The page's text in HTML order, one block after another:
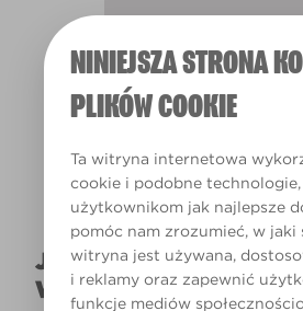
NINIEJSZA STRONA
PLIKÓW COOKIE
Ta witryna internetowa
cookie i podobne
użytkownikom jak najlepsze
pomóc nam zrozumieć, w jaki
witryna jest używana,
i reklamy oraz zapewnić
funkcje mediów
Światło
JAK NAPRAWDĘ
WYGLĄDAŁ W